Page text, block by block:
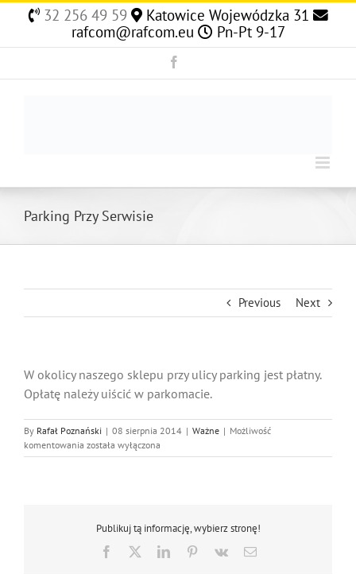
Skip
32 256 49 59
Katowice Wojewódzka 31
rafcom@rafcom.eu
Pn-Pt 9-17
Parking Przy Serwisie
Previous Next
W okolicy naszego sklepu przy ulicy parking jest płatny.
Opłatę należy uiścić w parkomacie.
By Rafał Poznański | 08 sierpnia 2014 | Ważne | Możliwość
komentowania Parking
Przy
została wyłączona
Publikuj tą informację, wybierz stronę!
Facebook LinkedInPinterest
Vk Email